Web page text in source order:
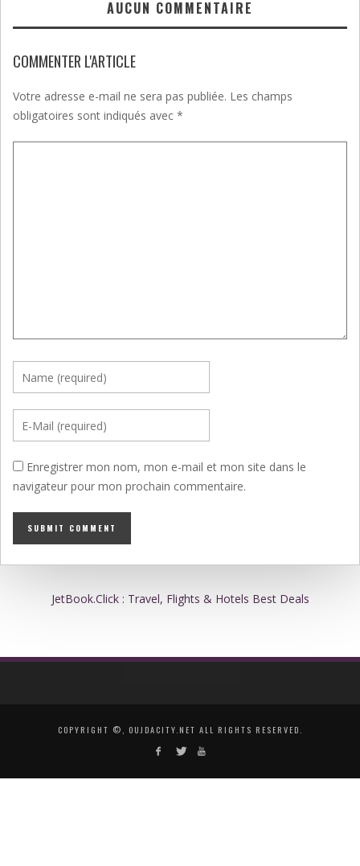
AUCUN COMMENTAIRE
COMMENTER L'ARTICLE
Votre adresse e-mail ne sera pas publiée. Les champs
obligatoires sont indiqués avec *
Enregistrer mon nom, mon e-mail et mon site dans le
navigateur pour mon prochain commentaire.
JetBook.Click : Travel, Flights & Hotels Best Deals
COPYRIGHT ©, OUJDACITY.NET ALL RIGHTS RESERVED.